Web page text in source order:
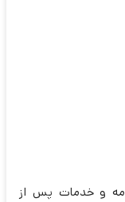
و خدمات پس از